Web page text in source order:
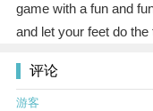
game with a fun and
and let your feet do the
评论
游客